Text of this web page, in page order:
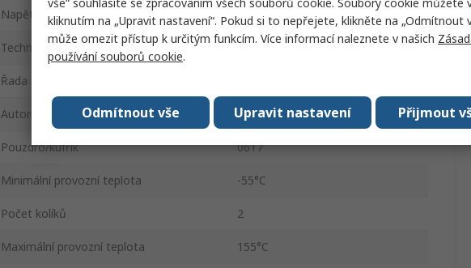
Napětí 750V
Technologie Kovová fólie
Řada
Automobilový standard AEC-Q200
Pouzdro/kufřík 0617
Minimální provozní teplota -55°C
Počet kolíků 2
Maximální provozní teplota 155°C
kliknutím na „Upravit nastavení“. Pokud si to nepřejete, klikněte na „Odmítnout
může omezit přístup k určitým funkcím. Více informací naleznete v našich
používání souborů cookie.
Přijmout
Upravit nastavení
Odmítnout vše